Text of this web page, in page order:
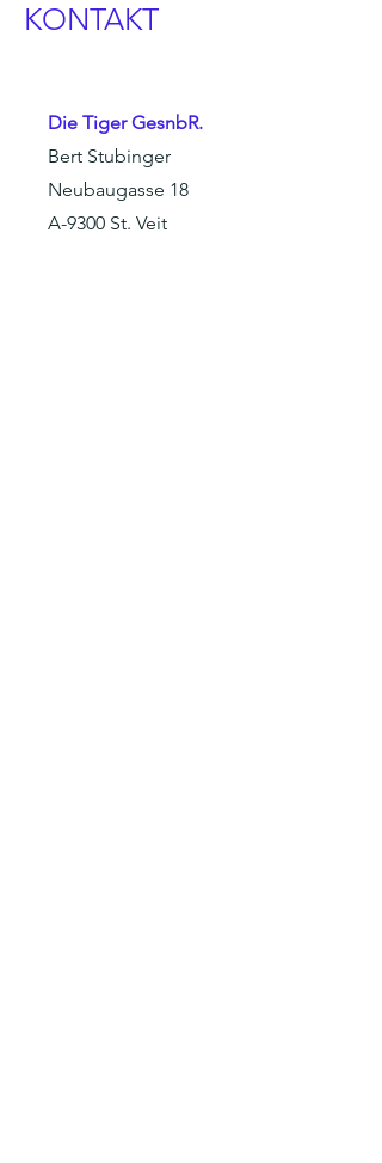
KONTAKT
Die Tiger GesnbR.
Bert Stubinger
Neubaugasse 18
A-9300 St. Veit